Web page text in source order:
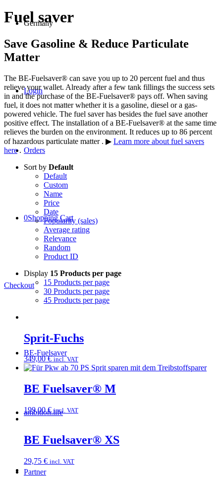
Germany
Login
Orders
0Shopping Cart
Checkout
BE-Fuelsaver
ambition.life
Partner
Fuel saver
Save Gasoline & Reduce Particulate
Matter
The BE-Fuelsaver® can save you up to 20 percent fuel and thus
relieve your wallet. Already after a few tank fillings the success sets
in and the purchase of the BE-Fuelsaver® pays off. When saving
fuel, it does not matter whether it is a gasoline, diesel or a gas-
powered vehicle. The fuel saver has besides the fuel save another
positive effect. The installation of a BE-Fuelsaver® at the same time
relieves the burden on the environment. It reduces up to 86 percent
of hazardous particulate matter . ▶ Learn more about fuel savers
here.
Sort by Default
Default
Custom
Name
Price
Date
Popularity (sales)
Average rating
Relevance
Random
Product ID
Display 15 Products per page
15 Products per page
30 Products per page
45 Products per page
Sprit-Fuchs
349,00€ incl. VAT
BE Fuelsaver® M
199,00€ incl. VAT
BE Fuelsaver® XS
29,75 € incl. VAT